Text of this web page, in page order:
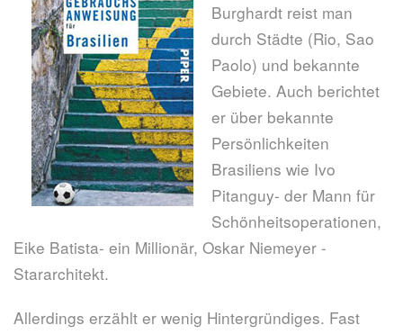
Burghardt reist man
durch Städte (Rio, Sao
Paolo) und bekannte
Gebiete. Auch berichtet
er über bekannte
Persönlichkeiten
Brasiliens wie Ivo
Pitanguy- der Mann für
Schönheitsoperationen,
Eike Batista- ein Millionär, Oskar Niemeyer -
Stararchitekt.
Allerdings erzählt er wenig Hintergründiges. Fast